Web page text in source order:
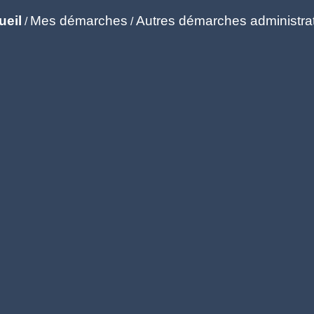
/ Mes démarches /Autres démarches